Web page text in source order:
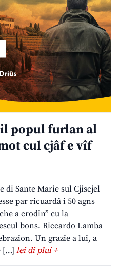
il popul furlan al
cul cjâf e vîf
di Sante Marie sul Cjiscjel
par ricuardâ i 50 agns
a crodin” cu la
bons. Riccardo Lamba
Un grazie a lui, a
[…] lei di plui +